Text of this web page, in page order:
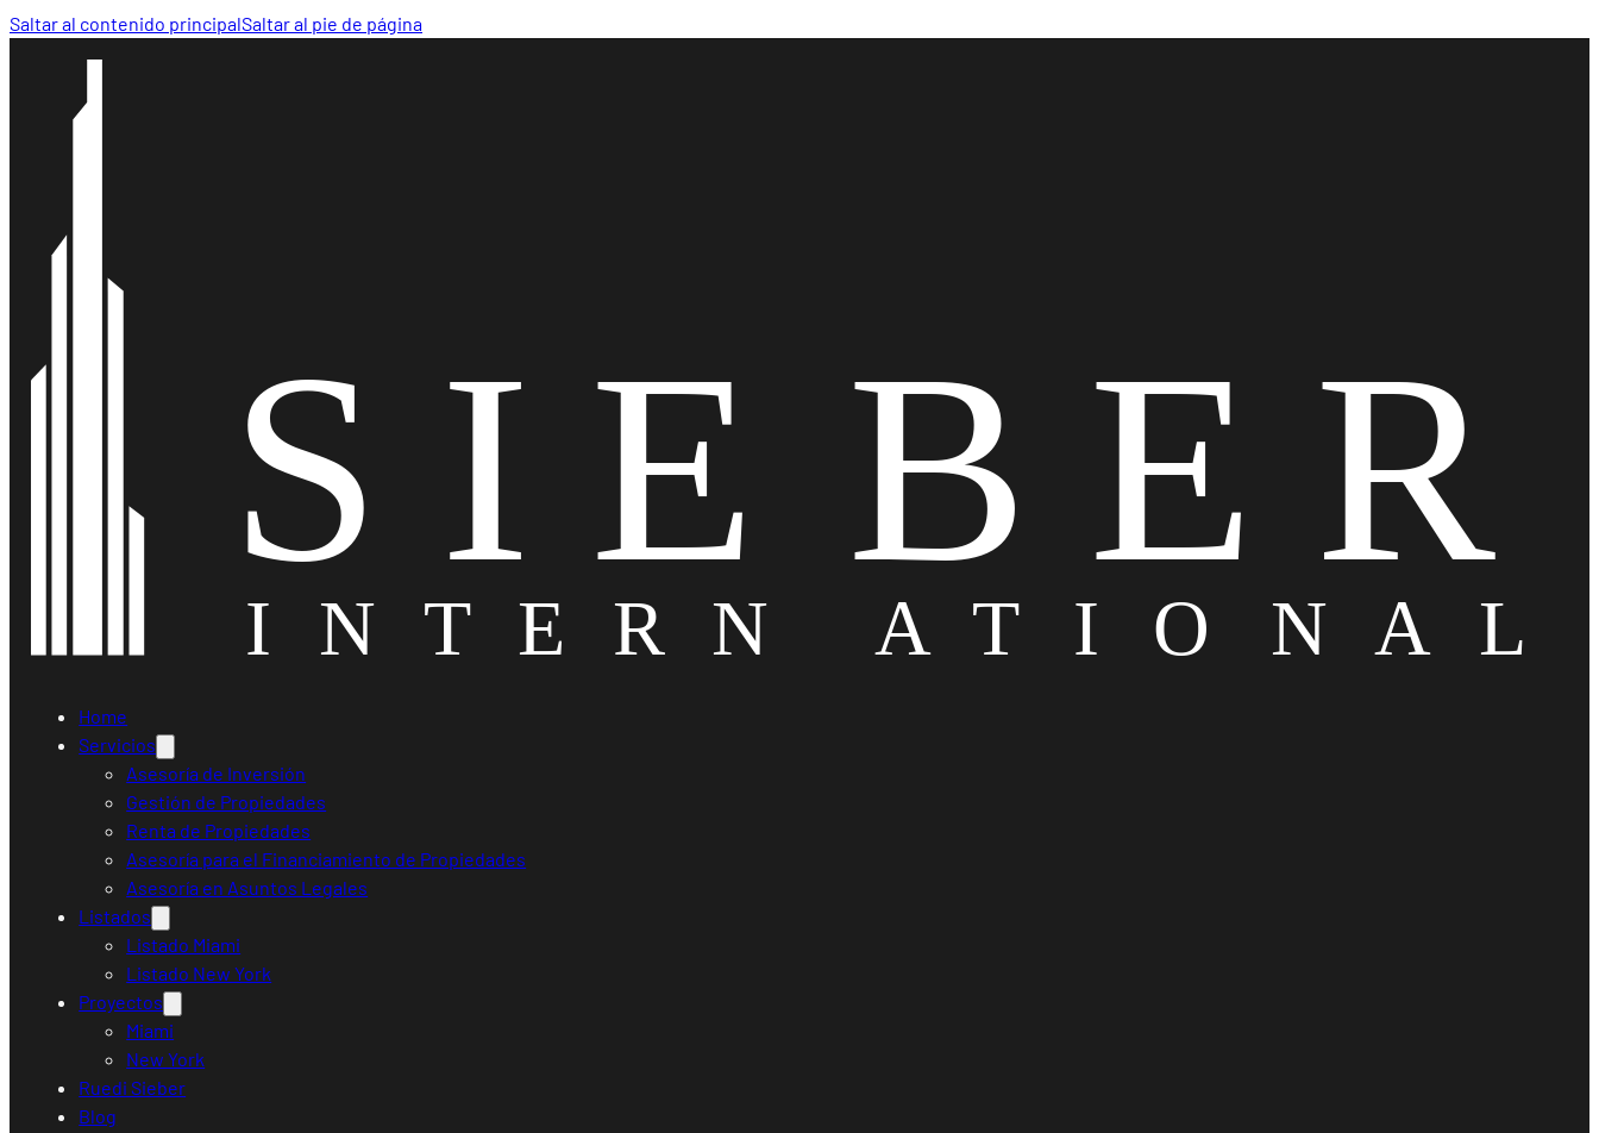
Saltar al contenido principalSaltar al pie de página
Home
Servicios
Asesoría de Inversión
Gestión de Propiedades
Renta de Propiedades
Asesoría para el Financiamiento de Propiedades
Asesoría en Asuntos Legales
Listados
Listado Miami
Listado New York
Proyectos
Miami
New York
Ruedi Sieber
Blog